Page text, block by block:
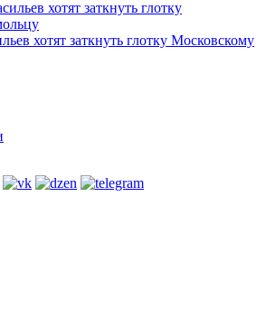
хотят заткнуть глотку Московскому